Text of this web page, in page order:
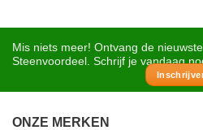
Mis niets meer! Ontvang de
Steenvoordeel. Schrijf je vandaag
ONZE MERKEN